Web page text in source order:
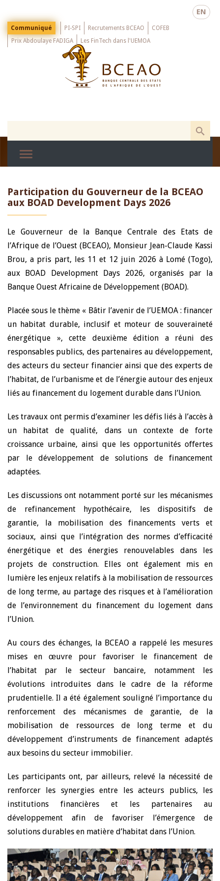
main
content
EN
Menu
Top
Communiqué PI-SPI Recrutements BCEAO
COFEB
Prix Abdoulaye FADIGA
Les FinTech dans l'UEMOA
Participation du Gouverneur de la BCEAO
aux BOAD Development Days 2026
Le Gouverneur de la Banque Centrale des Etats de
l’Afrique de l’Ouest (BCEAO), Monsieur Jean-Claude Kassi
Brou, a pris part, les 11 et 12 juin 2026 à Lomé (Togo),
aux BOAD Development Days 2026, organisés par la
Banque Ouest Africaine de Développement (BOAD).
Placée sous le thème « Bâtir l’avenir de l’UEMOA : financer
un habitat durable, inclusif et moteur de souveraineté
énergétique », cette deuxième édition a réuni des
responsables publics, des partenaires au développement,
des acteurs du secteur financier ainsi que des experts de
l’habitat, de l’urbanisme et de l’énergie autour des enjeux
liés au financement du logement durable dans l’Union.
Les travaux ont permis d’examiner les défis liés à l’accès à
un habitat de qualité, dans un contexte de forte
croissance urbaine, ainsi que les opportunités offertes
par le développement de solutions de financement
adaptées.
Les discussions ont notamment porté sur les mécanismes
de refinancement hypothécaire, les dispositifs de
garantie, la mobilisation des financements verts et
sociaux, ainsi que l’intégration des normes d’efficacité
énergétique et des énergies renouvelables dans les
projets de construction. Elles ont également mis en
lumière les enjeux relatifs à la mobilisation de ressources
de long terme, au partage des risques et à l’amélioration
de l’environnement du financement du logement dans
l’Union.
Au cours des échanges, la BCEAO a rappelé les mesures
mises en œuvre pour favoriser le financement de
l’habitat par le secteur bancaire, notamment les
évolutions introduites dans le cadre de la réforme
prudentielle. Il a été également souligné l’importance du
renforcement des mécanismes de garantie, de la
mobilisation de ressources de long terme et du
développement d’instruments de financement adaptés
aux besoins du secteur immobilier.
Les participants ont, par ailleurs, relevé la nécessité de
renforcer les synergies entre les acteurs publics, les
institutions financières et les partenaires au
développement afin de favoriser l’émergence de
solutions durables en matière d’habitat dans l’Union.